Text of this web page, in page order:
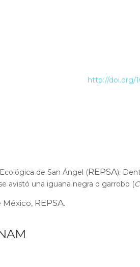
http://doi.org/
de San Ángel (REPSA).
avistó una iguana negra o garrobo (
México, REPSA.